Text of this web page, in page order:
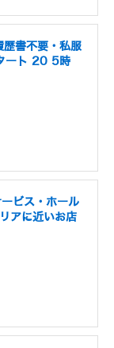
書不要・私服
ート 20 5時
ビス・ホール
アに近いお店